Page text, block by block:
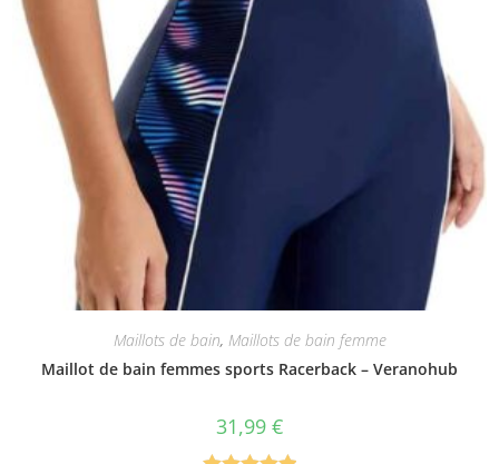
Maillots de bain, Maillots de bain femme
Maillot de bain femmes sports Racerback – Veranohub
31,99 €